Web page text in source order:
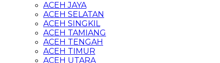
ACEH JAYA
ACEH SELATAN
ACEH SINGKIL
ACEH TAMIANG
ACEH TENGAH
ACEH TIMUR
ACEH UTARA